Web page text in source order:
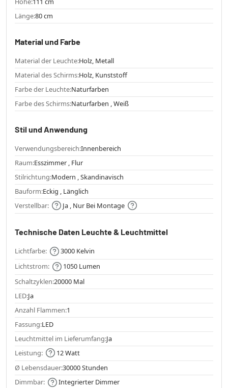
Länge:80 cm
Material und Farbe
Material der Leuchte:Holz, Metall
Material des Schirms:Holz, Kunststoff
Farbe der Leuchte:Naturfarben
Farbe des Schirms:Naturfarben , Weiß
Stil und Anwendung
Verwendungsbereich:Innenbereich
Raum:Esszimmer , Flur
Stilrichtung:Modern , Skandinavisch
Bauform:Eckig , Länglich
Verstellbar:
Ja , Nur Bei Montage
Technische Daten Leuchte & Leuchtmittel
Lichtfarbe:
3000 Kelvin
Lichtstrom:
1050 Lumen
Schaltzyklen:20000 Mal
LED:Ja
Anzahl Flammen:1
Fassung:LED
Leuchtmittel im Lieferumfang:Ja
Leistung:
12 Watt
Ø Lebensdauer:30000 Stunden
Dimmbar:
Integrierter Dimmer